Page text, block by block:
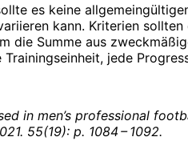
es keine
kann. Kriterien
die Summe aus
jede
in men’s professional
55(19): p. 1084 – 1092.